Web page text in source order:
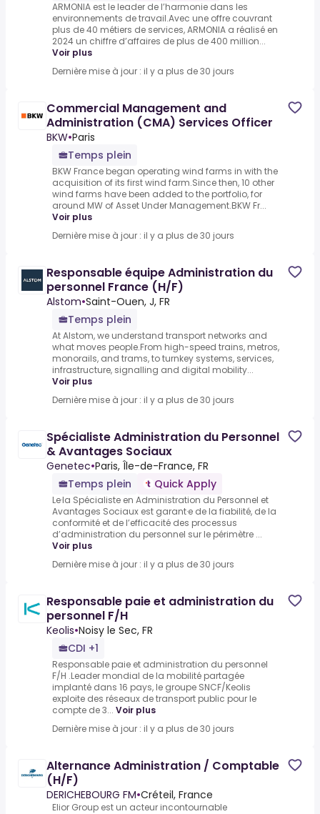
ARMONIA est le leader de l’harmonie dans les
environnements de travail.Avec une offre couvrant
plus de 40 métiers de services, ARMONIA a réalisé en
2024 un chiffre d’affaires de plus de 400 million...
Voir plus
Dernière mise à jour : il y a plus de 30 jours
Commercial Management and
Administration (CMA) Services Officer
BKW•Paris
Temps plein
BKW France began operating wind farms in with the
acquisition of its first wind farm.Since then, 10 other
wind farms have been added to the portfolio, for
around MW of Asset Under Management.BKW Fr...
Voir plus
Dernière mise à jour : il y a plus de 30 jours
Responsable équipe Administration du
personnel France (H/F)
Alstom•Saint-Ouen, J, FR
Temps plein
At Alstom, we understand transport networks and
what moves people.From high-speed trains, metros,
monorails, and trams, to turnkey systems, services,
infrastructure, signalling and digital mobility...
Voir plus
Dernière mise à jour : il y a plus de 30 jours
Spécialiste Administration du Personnel
& Avantages Sociaux
Genetec•Paris, Île-de-France, FR
Temps plein
Quick Apply
Le·la Spécialiste en Administration du Personnel et
Avantages Sociaux est garant·e de la fiabilité, de la
conformité et de l’efficacité des processus
d’administration du personnel sur le périmètre ...
Voir plus
Dernière mise à jour : il y a plus de 30 jours
Responsable paie et administration du
personnel F/H
Keolis•Noisy le Sec, FR
CDI +1
Responsable paie et administration du personnel
F/H .Leader mondial de la mobilité partagée
implanté dans 16 pays, le groupe SNCF/Keolis
exploite des réseaux de transport public pour le
compte de 3... Voir plus
Dernière mise à jour : il y a plus de 30 jours
Alternance Administration / Comptable
(H/F)
DERICHEBOURG FM•Créteil, France
Elior Group est un acteur incontournable